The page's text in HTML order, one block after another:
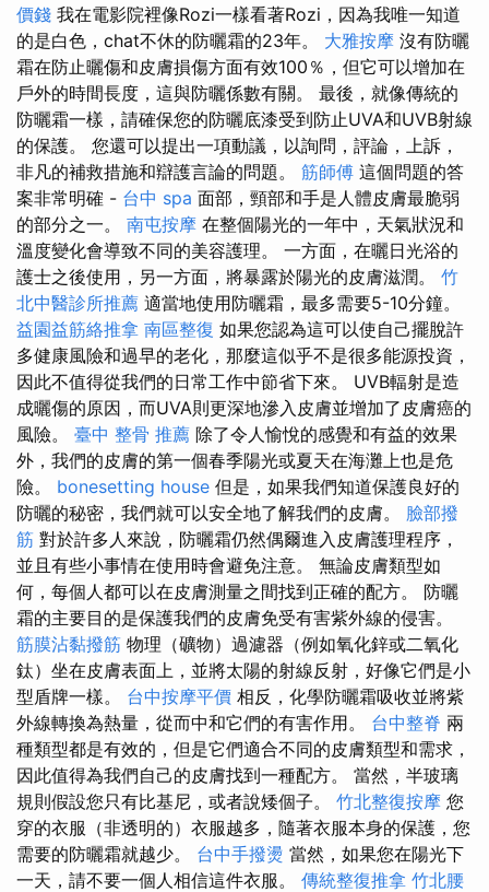
價錢 我在電影院裡像Rozi一樣看著Rozi，因為我唯一知道
的是白色，chat不休的防曬霜的23年。 大雅按摩 沒有防曬
霜在防止曬傷和皮膚損傷方面有效100％，但它可以增加在
戶外的時間長度，這與防曬係數有關。 最後，就像傳統的
防曬霜一樣，請確保您的防曬底漆受到防止UVA和UVB射線
的保護。 您還可以提出一項動議，以詢問，評論，上訴，
非凡的補救措施和辯護言論的問題。 筋師傅 這個問題的答
案非常明確 - 台中 spa 面部，頸部和手是人體皮膚最脆弱
的部分之一。 南屯按摩 在整個陽光的一年中，天氣狀況和
溫度變化會導致不同的美容護理。 一方面，在曬日光浴的
護士之後使用，另一方面，將暴露於陽光的皮膚滋潤。 竹
北中醫診所推薦 適當地使用防曬霜，最多需要5-10分鐘。
益園益筋絡推拿 南區整復 如果您認為這可以使自己擺脫許
多健康風險和過早的老化，那麼這似乎不是很多能源投資，
因此不值得從我們的日常工作中節省下來。 UVB輻射是造
成曬傷的原因，而UVA則更深地滲入皮膚並增加了皮膚癌的
風險。 臺中 整骨 推薦 除了令人愉悅的感覺和有益的效果
外，我們的皮膚的第一個春季陽光或夏天在海灘上也是危
險。 bonesetting house 但是，如果我們知道保護良好的
防曬的秘密，我們就可以安全地了解我們的皮膚。 臉部撥
筋 對於許多人來說，防曬霜仍然偶爾進入皮膚護理程序，
並且有些小事情在使用時會避免注意。 無論皮膚類型如
何，每個人都可以在皮膚測量之間找到正確的配方。 防曬
霜的主要目的是保護我們的皮膚免受有害紫外線的侵害。
筋膜沾黏撥筋 物理（礦物）過濾器（例如氧化鋅或二氧化
鈦）坐在皮膚表面上，並將太陽的射線反射，好像它們是小
型盾牌一樣。 台中按摩平價 相反，化學防曬霜吸收並將紫
外線轉換為熱量，從而中和它們的有害作用。 台中整脊 兩
種類型都是有效的，但是它們適合不同的皮膚類型和需求，
因此值得為我們自己的皮膚找到一種配方。 當然，半玻璃
規則假設您只有比基尼，或者說矮個子。 竹北整復按摩 您
穿的衣服（非透明的）衣服越多，隨著衣服本身的保護，您
需要的防曬霜就越少。 台中手撥燙 當然，如果您在陽光下
一天，請不要一個人相信這件衣服。 傳統整復推拿 竹北腰